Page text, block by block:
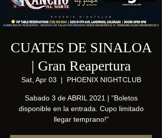
CUATES DE SINALOA
| Gran Reapertura
Sat, Apr 03
  |
PHOENIX NIGHTCLUB
Sabado 3 de ABRIL 2021 | "Boletos
disponible en la entrada. Cupo limitado
llegar temprano!"